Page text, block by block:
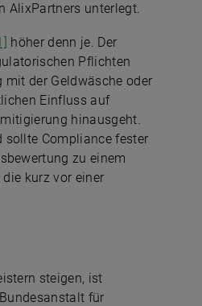
AlixPartners unterlegt.
höher denn je. Der
Pflichten
der Geldwäsche oder
Einfluss auf
hinausgeht.
sollte Compliance fester
zu einem
kurz vor einer
steigen, ist
für